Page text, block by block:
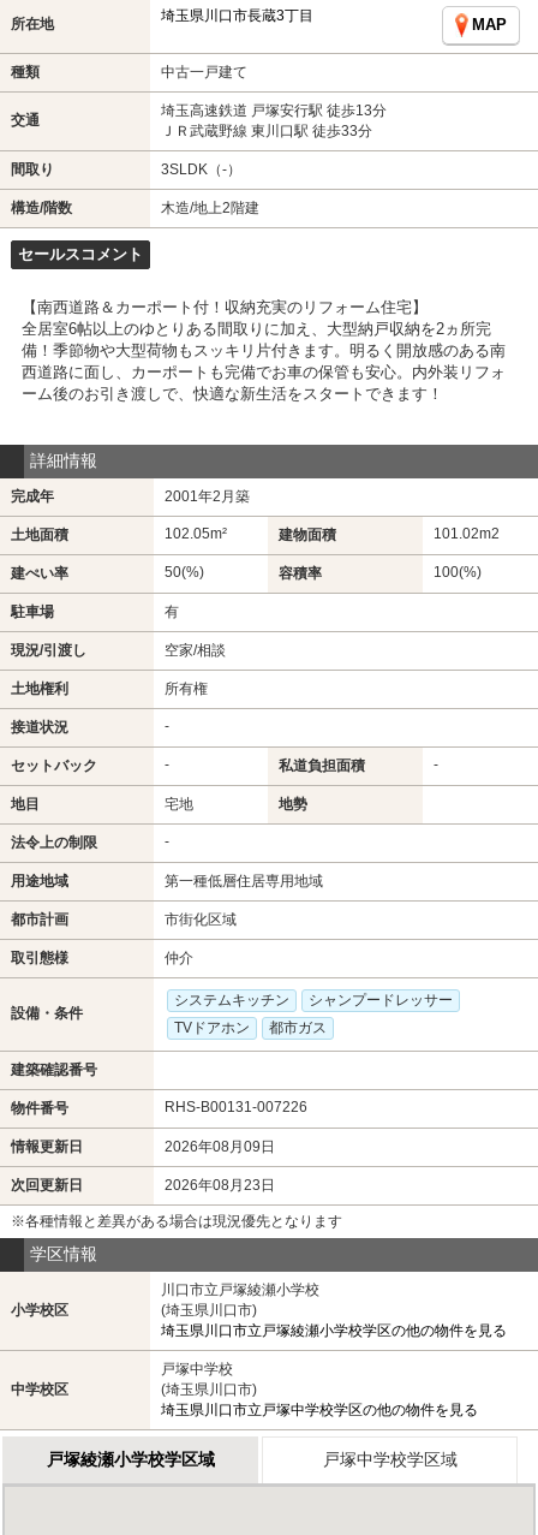
所在地 埼玉県川口市長蔵3丁目
MAP
種類 中古一戸建て
交通
埼玉高速鉄道 戸塚安行駅 徒歩13分
ＪＲ武蔵野線 東川口駅 徒歩33分
間取り 3SLDK（-）
構造/階数 木造/地上2階建
セールスコメント
【南西道路＆カーポート付！収納充実のリフォーム住宅】
全居室6帖以上のゆとりある間取りに加え、大型納戸収納を2ヵ所完
備！季節物や大型荷物もスッキリ片付きます。明るく開放感のある南
西道路に面し、カーポートも完備でお車の保管も安心。内外装リフォ
ーム後のお引き渡しで、快適な新生活をスタートできます！
詳細情報
完成年 2001年2月築
土地面積 102.05m² 建物面積 101.02m2
建ぺい率 50(%) 容積率 100(%)
駐車場 有
現況/引渡し 空家/相談
土地権利 所有権
接道状況 -
セットバック - 私道負担面積 -
地目 宅地 地勢
法令上の制限 -
用途地域 第一種低層住居専用地域
都市計画 市街化区域
取引態様 仲介
設備・条件
システムキッチン
シャンプードレッサー
TVドアホン
都市ガス
建築確認番号
物件番号 RHS-B00131-007226
情報更新日 2026年08月09日
次回更新日 2026年08月23日
※各種情報と差異がある場合は現況優先となります
学区情報
小学校区
川口市立戸塚綾瀬小学校
(埼玉県川口市)
埼玉県川口市立戸塚綾瀬小学校学区の他の物件を見る
中学校区
戸塚中学校
(埼玉県川口市)
埼玉県川口市立戸塚中学校学区の他の物件を見る
戸塚綾瀬小学校学区域 戸塚中学校学区域